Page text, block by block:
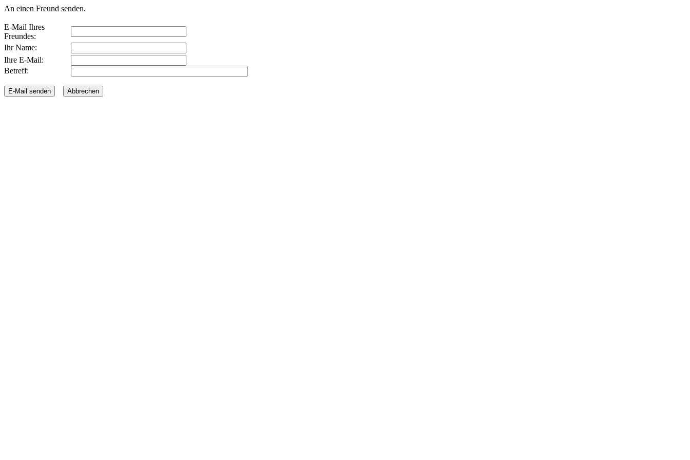
An einen Freund senden.
E-Mail Ihres
Freundes:
Ihr Name:
Ihre E-Mail:
Betreff: